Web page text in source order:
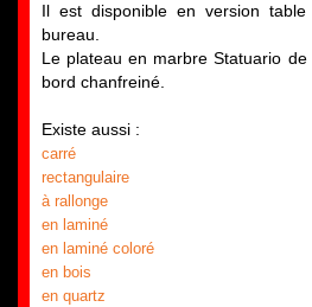
Il est disponible en version
bureau.
Le plateau en marbre Statuario
bord chanfreiné.
Existe aussi :
carré
rectangulaire
à rallonge
en laminé
en laminé coloré
en bois
en quartz